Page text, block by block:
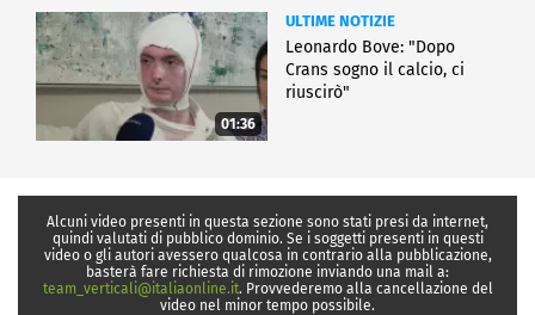
01:36
ULTIME NOTIZIE
Leonardo Bove: "Dopo
Crans sogno il calcio, ci
riuscirò"
Alcuni video presenti in questa sezione sono stati presi da internet,
quindi valutati di pubblico dominio. Se i soggetti presenti in questi
video o gli autori avessero qualcosa in contrario alla pubblicazione,
basterà fare richiesta di rimozione inviando una mail a:
team_verticali@italiaonline.it. Provvederemo alla cancellazione del
video nel minor tempo possibile.